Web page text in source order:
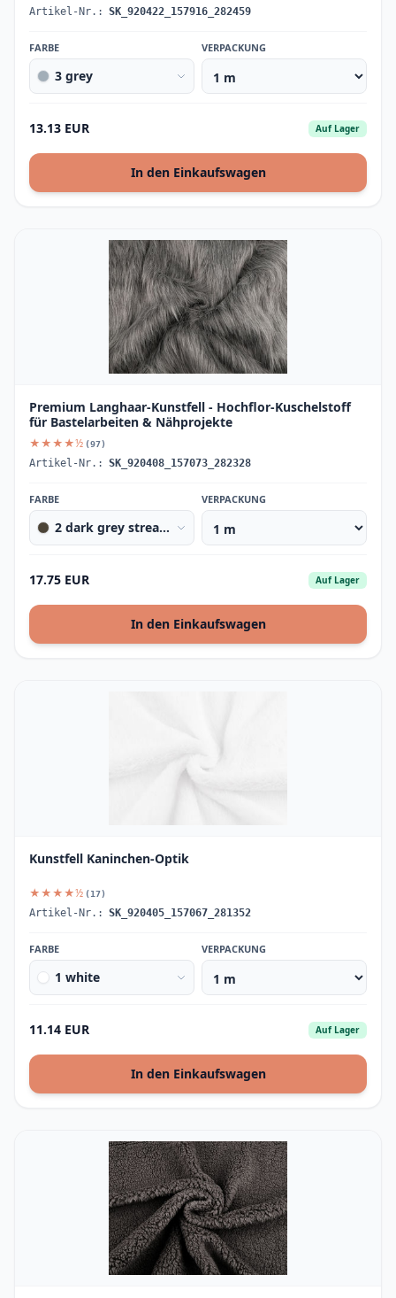
Artikel-Nr.: SK_920422_157916_282459
FARBE
3 grey
VERPACKUNG
13.13 EUR Auf Lager
In den Einkaufswagen
Premium Langhaar-Kunstfell - Hochflor-Kuschelstoff
für Bastelarbeiten & Nähprojekte
★★★★½ (97)
Artikel-Nr.: SK_920408_157073_282328
FARBE
2 dark grey streaked
VERPACKUNG
17.75 EUR Auf Lager
In den Einkaufswagen
Kunstfell Kaninchen-Optik
★★★★½ (17)
Artikel-Nr.: SK_920405_157067_281352
FARBE
1 white
VERPACKUNG
11.14 EUR Auf Lager
In den Einkaufswagen